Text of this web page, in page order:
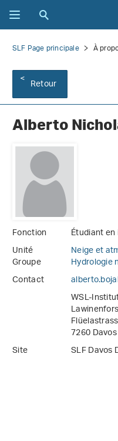
SLF Page principale À
Retour
Alberto
Fonction
Étudiant
Unité
Neige et
Groupe
Hydrologie
Contact
WSL-
7260
Site
SLF Davos